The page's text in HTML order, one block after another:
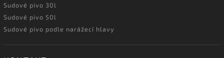
Sudové pivo 30l
Sudové pivo 50l
Sudové pivo podle narážecí hlavy